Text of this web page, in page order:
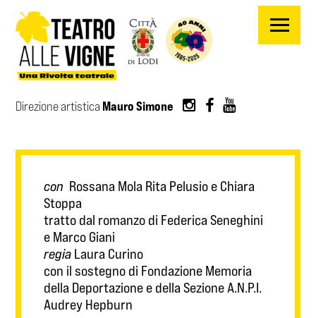
Salta al contenuto principale
Direzione artistica Mauro Simone
con Rossana Mola Rita Pelusio e Chiara
Stoppa
tratto dal romanzo di Federica Seneghini
e Marco Giani
regia Laura Curino
con il sostegno di Fondazione Memoria
della Deportazione e della Sezione A.N.P.I.
Audrey Hepburn